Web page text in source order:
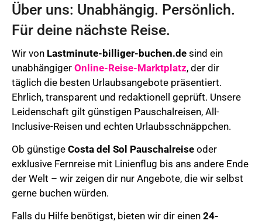
Über uns: Unabhängig. Persönlich.
Für deine nächste Reise.
Wir von Lastminute-billiger-buchen.de sind ein
unabhängiger Online-Reise-Marktplatz, der dir
täglich die besten Urlaubsangebote präsentiert.
Ehrlich, transparent und redaktionell geprüft. Unsere
Leidenschaft gilt günstigen Pauschalreisen, All-
Inclusive-Reisen und echten Urlaubsschnäppchen.
Ob günstige Costa del Sol Pauschalreise oder
exklusive Fernreise mit Linienflug bis ans andere Ende
der Welt – wir zeigen dir nur Angebote, die wir selbst
gerne buchen würden.
Falls du Hilfe benötigst, bieten wir dir einen 24-